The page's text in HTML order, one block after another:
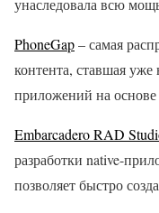
унаследовала всю
PhoneGap– самая
контента, ставшая
приложений на
Embarcadero RAD
разработки native-
позволяет быстро